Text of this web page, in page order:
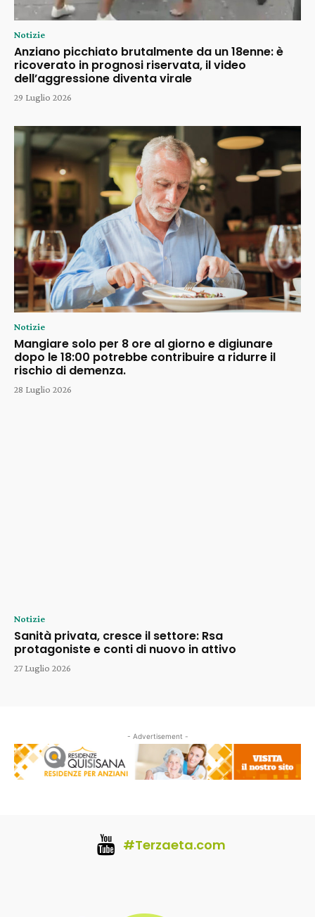
Notizie
Anziano picchiato brutalmente da un 18enne: è
ricoverato in prognosi riservata, il video
dell’aggressione diventa virale
29 Luglio 2026
Notizie
Mangiare solo per 8 ore al giorno e digiunare
dopo le 18:00 potrebbe contribuire a ridurre il
rischio di demenza.
28 Luglio 2026
Notizie
Sanità privata, cresce il settore: Rsa
protagoniste e conti di nuovo in attivo
27 Luglio 2026
- Advertisement -
#Terzaeta.com